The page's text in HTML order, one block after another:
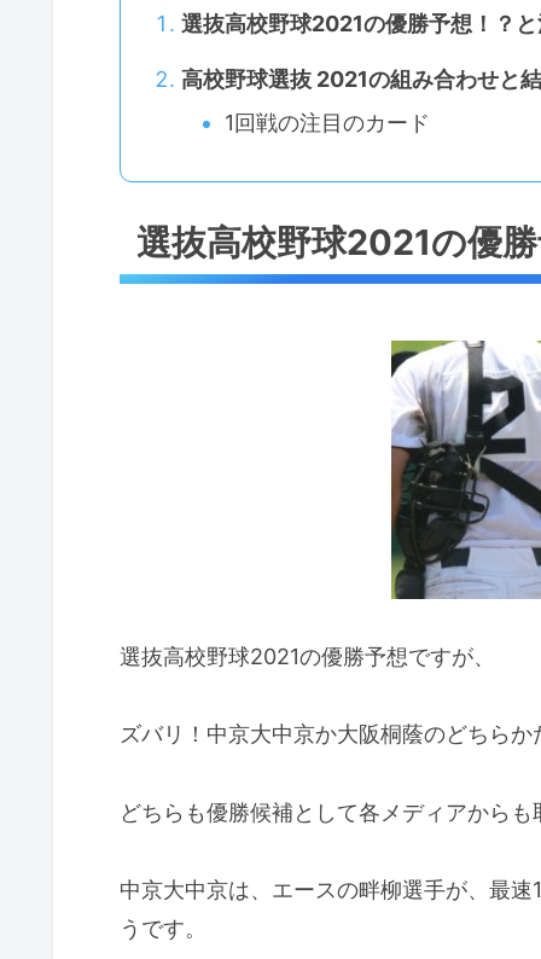
選抜高校野球2021の優勝予想！？
高校野球選抜 2021の組み合わせと
1回戦の注目のカード
選抜高校野球2021の優
選抜高校野球2021の優勝予想ですが、
ズバリ！中京大中京か大阪桐蔭のどちら
どちらも優勝候補として各メディアから
中京大中京は、エースの畔柳選手が、最
うです。